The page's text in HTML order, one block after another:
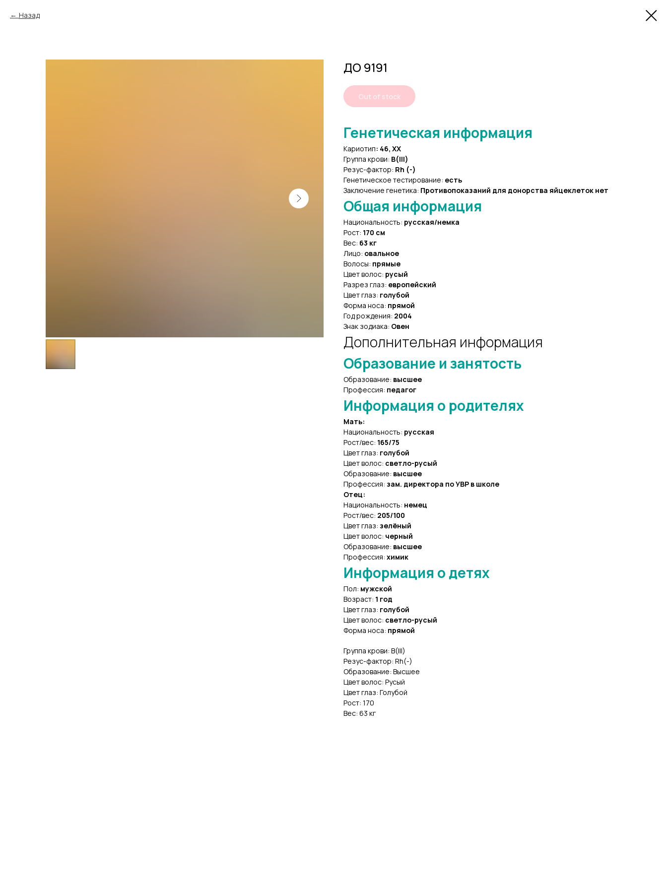
Назад
ДО 9191
Out of stock
Генетическая информация
Кариотип: 46, XX
Группа крови: В(III)
Резус-фактор: Rh (-)
Генетическое тестирование: есть
Заключение генетика: Противопоказаний для донорства яйцеклеток нет
Общая информация
Национальность: русская/немка
Рост: 170 см
Вес: 63 кг
Лицо: овальное
Волосы: прямые
Цвет волос: русый
Разрез глаз: европейский
Цвет глаз: голубой
Форма носа: прямой
Год рождения: 2004
Знак зодиака: Овен
Дополнительная информация
Образование и занятость
Образование: высшее
Профессия: педагог
Информация о родителях
Мать:
Национальность: русская
Рост/вес: 165/75
Цвет глаз: голубой
Цвет волос: светло-русый
Образование: высшее
Профессия: зам. директора по УВР в школе
Отец:
Национальность: немец
Рост/вес: 205/100
Цвет глаз: зелёный
Цвет волос: черный
Образование: высшее
Профессия: химик
Информация о детях
Пол: мужской
Возраст: 1 год
Цвет глаз: голубой
Цвет волос: светло-русый
Форма носа: прямой
Группа крови: В(III)
Резус-фактор: Rh(-)
Образование: Высшее
Цвет волос: Русый
Цвет глаз: Голубой
Рост: 170
Вес: 63 кг